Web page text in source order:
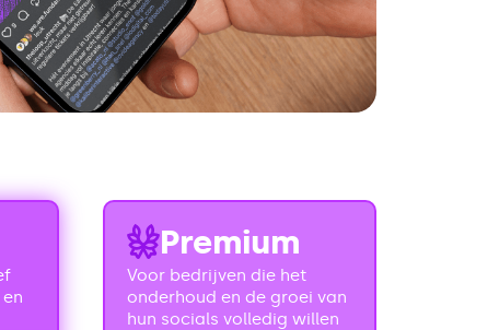
Premium
Voor bedrijven die het
onderhoud en de groei van
hun socials volledig willen